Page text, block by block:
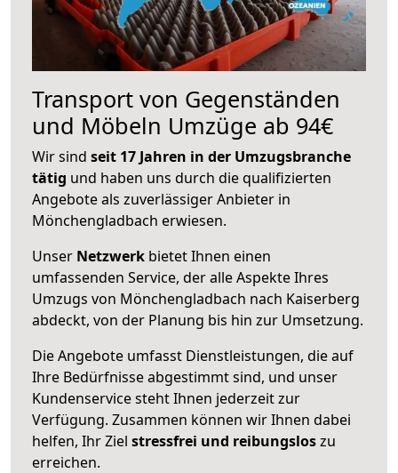
Transport von Gegenständen
und Möbeln Umzüge ab 94€
Wir sind seit 17 Jahren in der Umzugsbranche
tätig und haben uns durch die qualifizierten
Angebote als zuverlässiger Anbieter in
Mönchengladbach erwiesen.
Unser Netzwerk bietet Ihnen einen
umfassenden Service, der alle Aspekte Ihres
Umzugs von Mönchengladbach nach Kaiserberg
abdeckt, von der Planung bis hin zur Umsetzung.
Die Angebote umfasst Dienstleistungen, die auf
Ihre Bedürfnisse abgestimmt sind, und unser
Kundenservice steht Ihnen jederzeit zur
Verfügung. Zusammen können wir Ihnen dabei
helfen, Ihr Ziel stressfrei und reibungsloszu
erreichen.